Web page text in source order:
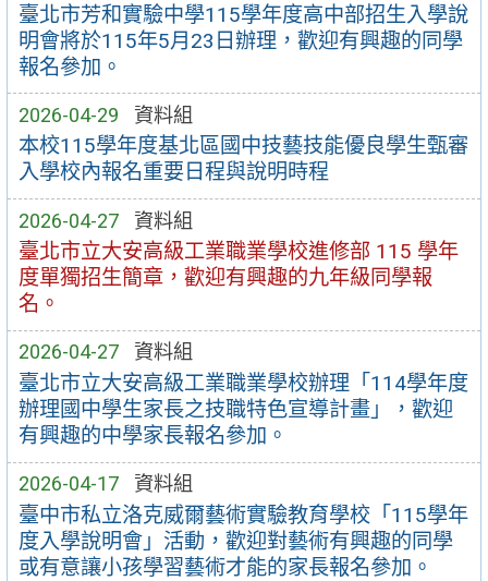
臺北市芳和實驗中學115學年度高中部招生入學說
明會將於115年5月23日辦理，歡迎有興趣的同學
報名參加。
2026-04-29 資料組
本校115學年度基北區國中技藝技能優良學生甄審
入學校內報名重要日程與說明時程
2026-04-27 資料組
臺北市立大安高級工業職業學校進修部 115 學年
度單獨招生簡章，歡迎有興趣的九年級同學報
名。
2026-04-27 資料組
臺北市立大安高級工業職業學校辦理「114學年度
辦理國中學生家長之技職特色宣導計畫」，歡迎
有興趣的中學家長報名參加。
2026-04-17 資料組
臺中市私立洛克威爾藝術實驗教育學校「115學年
度入學說明會」活動，歡迎對藝術有興趣的同學
或有意讓小孩學習藝術才能的家長報名參加。